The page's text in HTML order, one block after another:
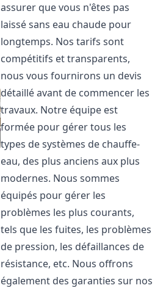
assurer que vous n'êtes pas
laissé sans eau chaude pour
longtemps. Nos tarifs sont
compétitifs et transparents,
nous vous fournirons un devis
détaillé avant de commencer les
travaux. Notre équipe est
formée pour gérer tous les
types de systèmes de chauffe-
eau, des plus anciens aux plus
modernes. Nous sommes
équipés pour gérer les
problèmes les plus courants,
tels que les fuites, les problèmes
de pression, les défaillances de
résistance, etc. Nous offrons
également des garanties sur nos